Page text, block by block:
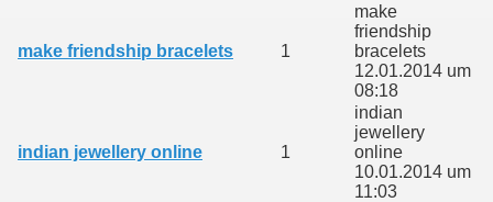
make friendship bracelets 1
make
friendship
bracelets
12.01.2014 um
08:18
indian jewellery online 1
indian
jewellery
online
10.01.2014 um
11:03